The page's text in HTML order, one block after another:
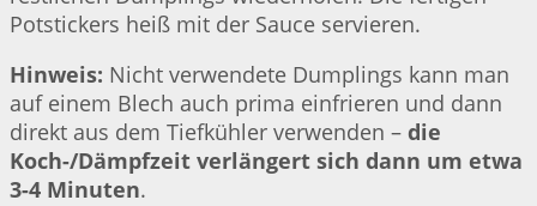
Potstickers heiß mit der Sauce servieren.
Hinweis: Nicht verwendete Dumplings kann man
auf einem Blech auch prima einfrieren und dann
direkt aus dem Tiefkühler verwenden – die
Koch-/Dämpfzeit verlängert sich dann um etwa
3-4 Minuten.